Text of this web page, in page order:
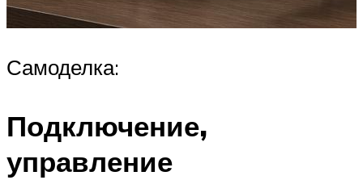
Самоделка:
Подключение,
управление